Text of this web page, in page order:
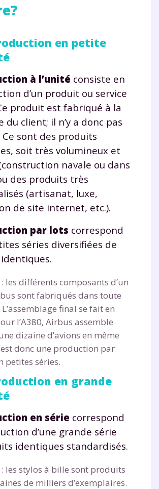
en petite
à l’unité consiste en
d’un produit ou service
produit est fabriqué à la
du client; il n’y a donc pas
Ce sont des produits
soit très volumineux et
navale ou dans
des produits très
(artisanat, luxe,
de site internet, etc.).
par lots correspond
séries diversifiées de
les différents composants d’un
sont fabriqués dans toute
L’assemblage final se fait en
l’A380, Airbus assemble
dizaine d’avions en même
donc une production par
petites séries.
en grande
en série correspond
d’une grande série
identiques standardisés.
les stylos à bille sont produits
de milliers d’exemplaires.
de progresser
réussir votre
scolaire ?
gratuitement
24h notre
de soutien
!
de cours et vidéos,exercices
, podcasts de révisions
dédié aux parents pour
progrès
programme scolaire du CP à
expérimentés disponibles
GRATUITEMENT